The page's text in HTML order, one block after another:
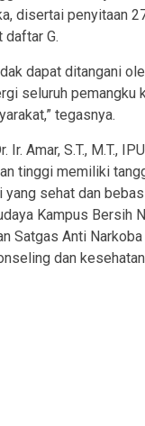
disertai penyitaan
daftar G.
dapat ditangani
seluruh pemangku
tegasnya.
Amar, S.T., M.T.,
tinggi memiliki
sehat dan
Kampus Bersih
Satgas Anti
dan